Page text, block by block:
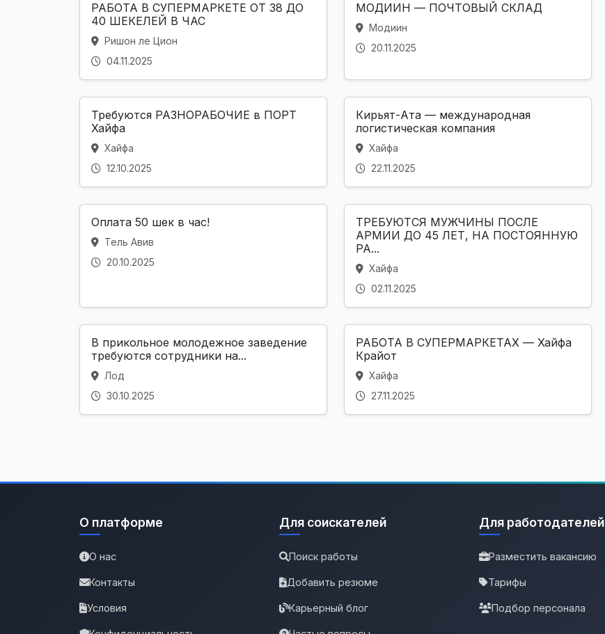
РАБОТА В СУПЕРМАРКЕТЕ ОТ 38 ДО
40 ШЕКЕЛЕЙ В ЧАС
Ришон ле Цион
04.11.2025
МОДИИН — ПОЧТОВЫЙ СКЛАД
Модиин
20.11.2025
Требуются РАЗНОРАБОЧИЕ в ПОРТ
Хайфа
Хайфа
12.10.2025
Кирьят-Ата — международная
логистическая компания
Хайфа
22.11.2025
Оплата 50 шек в час!
Тель Авив
20.10.2025
ТРЕБУЮТСЯ МУЖЧИНЫ ПОСЛЕ
АРМИИ ДО 45 ЛЕТ, НА ПОСТОЯННУЮ
РА...
Хайфа
02.11.2025
В прикольное молодежное заведение
требуются сотрудники на...
Лод
30.10.2025
РАБОТА В СУПЕРМАРКЕТАХ — Хайфа
Крайот
Хайфа
27.11.2025
О платформе
О нас
Контакты
Условия
Для соискателей
Поиск работы
Добавить резюме
Карьерный блог
Для работодателей
Разместить вакансию
Тарифы
Подбор персонала